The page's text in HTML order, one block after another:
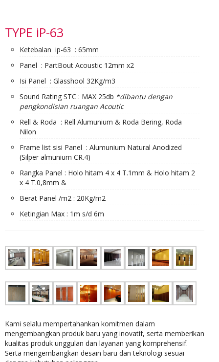
TYPE iP-63
Ketebalan ip-63 : 65mm
Panel : PartBout Acoustic 12mm x2
Isi Panel : Glasshool 32Kg/m3
Sound Rating STC : MAX 25db *dibantu dengan
pengkondisian ruangan Acoutic
Rell & Roda : Rell Alumunium & Roda Bering, Roda
Nilon
Frame list sisi Panel : Alumunium Natural Anodized
(Silper almunium CR.4)
Rangka Panel : Holo hitam 4 x 4 T.1mm & Holo hitam 2
x 4 T.0,8mm &
Berat Panel /m2 : 20Kg/m2
Ketingian Max : 1m s/d 6m
Kami selalu mempertahankan komitmen dalam
mengembangkan produk baru yang inovatif, serta memberikan
kualitas produk unggulan dan layanan yang komprehensif.
Serta mengembangkan desain baru dan teknologi sesuai